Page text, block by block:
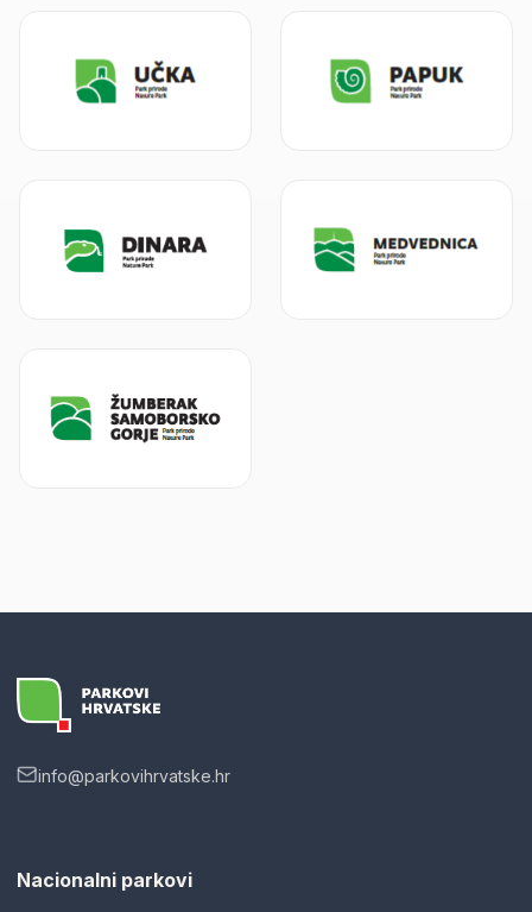
info@parkovihrvatske.hr
Nacionalni parkovi